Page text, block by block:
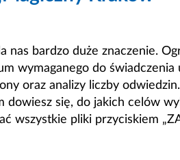
bardzo duże znaczenie.
wymaganego do świadczenia
oraz analizy liczby
dowiesz się, do jakich celów
pliki przyciskiem